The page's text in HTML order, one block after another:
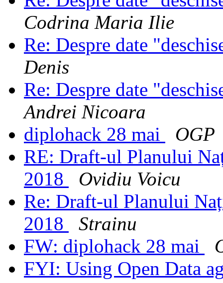
Codrina Maria Ilie
Re: Despre date
Denis
Re: Despre date
Andrei Nicoara
diplohack 28 mai
OGP
RE: Draft-ul Planului
2018
Ovidiu Voicu
Re: Draft-ul Planului
2018
Strainu
FW: diplohack 28 mai
FYI: Using Open Data